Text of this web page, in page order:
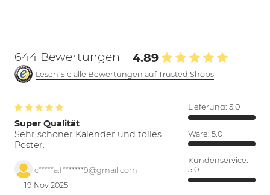
644 Bewertungen 4.89
Lesen Sie alle Bewertungen auf Trusted Shops
Super Qualität
Sehr schöner Kalender und tolles
Poster.
c*****a.f*******9@gmail.com
19 Nov 2025
Lieferung: 5.0
Ware: 5.0
Kundenservice:
5.0